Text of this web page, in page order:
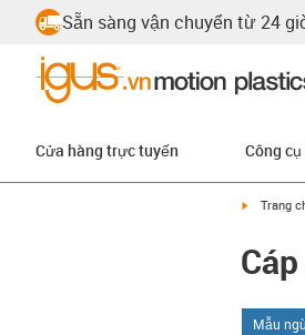
Sẵn sàng vận chuyển từ 24
Cửa hàng trực tuyến Công
igus-Trang
Mẫu